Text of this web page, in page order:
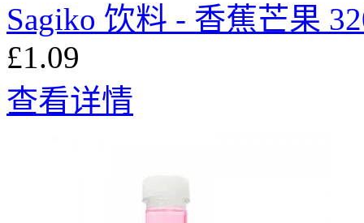
Sagiko 饮料 - 香蕉芒果
£1.09
查看详情